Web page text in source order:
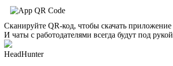
Сканируйте QR-код, чтобы скачать приложение
И чаты с работодателями всегда будут под рукой
HeadHunter